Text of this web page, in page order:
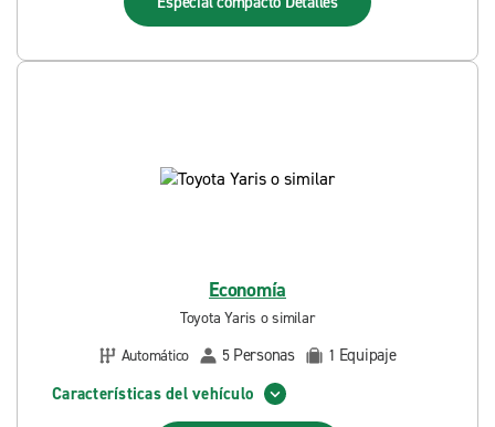
Economía
Toyota Yaris o similar
Automático
5 Personas 1 Equipaje
Características del vehículo